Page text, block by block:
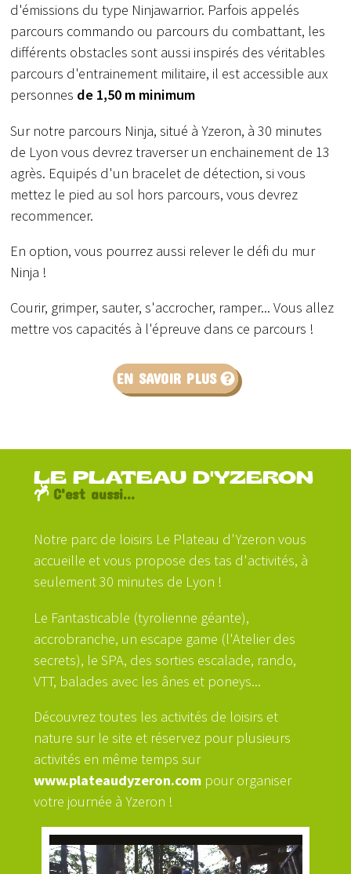
d'émissions du type Ninjawarrior. Parfois appelés
parcours commando ou parcours du combattant, les
différents obstacles sont aussi inspirés des véritables
parcours d'entrainement militaire, il est accessible aux
personnes de 1,50 m minimum
Sur notre parcours Ninja, situé à Yzeron, à 30 minutes
de Lyon vous devrez traverser un enchainement de 13
agrès. Equipés d'un bracelet de détection, si vous
mettez le pied au sol hors parcours, vous devrez
recommencer.
En option, vous pourrez aussi relever le défi du mur
Ninja !
Courir, grimper, sauter, s'accrocher, ramper... Vous allez
mettre vos capacités à l'épreuve dans ce parcours !
EN SAVOIR PLUS
LE PLATEAU D'YZERON
C'est aussi...
Notre parc de loisirs Le Plateau d'Yzeron vous
accueille et vous propose des tas d'activités, à
seulement 30 minutes de Lyon !
Le Fantasticable (tyrolienne géante),
accrobranche, un escape game (l'Atelier des
secrets), le SPA, des sorties escalade, rando,
VTT, balades avec les ânes et poneys...
Découvrez toutes les activités de loisirs et
nature sur le site et réservez pour plusieurs
activités en même temps sur
www.plateaudyzeron.compour organiser
votre journée à Yzeron !